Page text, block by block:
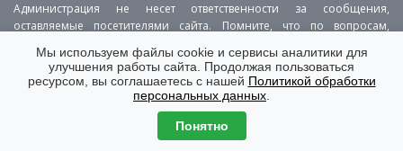
Администрация не несет ответственности за сообщения,
оставляемые посетителями сайта. Помните, что по вопросам,
РЕКЛАМА О ПРОЕКТЕ
КОНТАКТЫ
ПОЛИТИКА КОНФИДЕНЦИАЛЬНОСТИ
ВЕРСИЯ ДЛЯ КОМПЬЮТЕРА
Мы используем файлы cookie и сервисы аналитики для
улучшения работы сайта. Продолжая пользоваться
ресурсом, вы соглашаетесь с нашей Политикой обработки
персональных данных
Понятно